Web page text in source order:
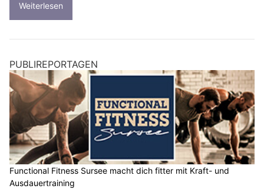
Weiterlesen
PUBLIREPORTAGEN
Functional Fitness Sursee macht dich fitter mit Kraft- und
Ausdauertraining